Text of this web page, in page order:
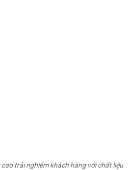
trải nghiệm khách hàng với chất liệu